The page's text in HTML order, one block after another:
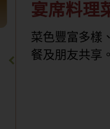
宴席料理
菜色豐富多樣
餐及朋友共享